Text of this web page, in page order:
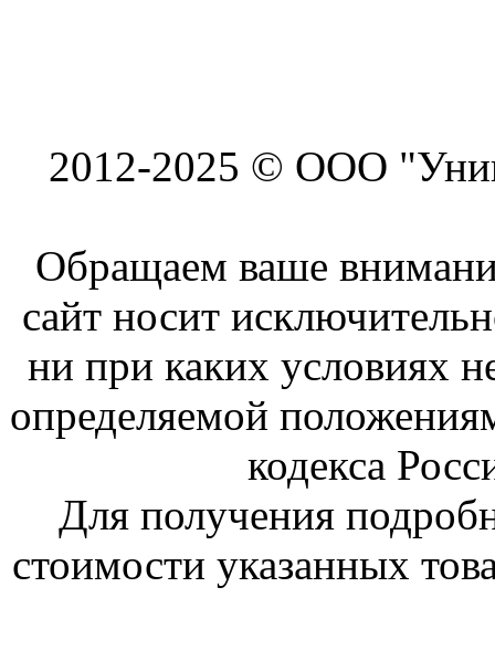
2012-2025 © ООО
Обращаем ваше
сайт носит
ни при каких условиях
определяемой
кодекса
Для получения
стоимости указанных